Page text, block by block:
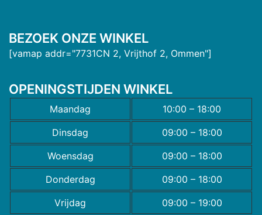
BEZOEK ONZE WINKEL
[vamap addr="7731CN 2, Vrijthof 2, Ommen"]
OPENINGSTIJDEN WINKEL
Maandag
10:00 – 18:00
Dinsdag
09:00 – 18:00
Woensdag
09:00 – 18:00
Donderdag
09:00 – 18:00
Vrijdag
09:00 – 19:00